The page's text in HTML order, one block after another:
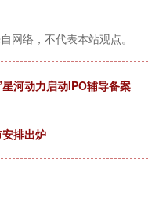
网络，不代表本站观点。
河动力启动IPO辅导备案
排出炉